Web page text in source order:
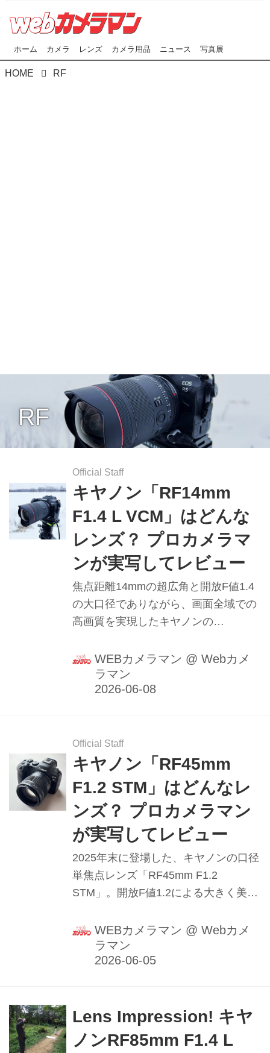
ホーム カメラ レンズ カメラ用品 ニュース 写真展
HOME RF
RF
Official Staff
キヤノン「RF14mm
F1.4 L VCM」はどんな
レンズ？ プロカメラマ
ンが実写してレビュー
焦点距離14mmの超広角と開放F値1.4
の大口径でありながら、画面全域での
高画質を実現したキヤノンの
F1.4 L VCM」はどんなレンズ？ プロ
カメラマン・山本純一が星景写真を撮
影して徹底レビューします。（2026年
WEBカメラマン @ Webカメ
ラマン
Official Staff
キヤノン「RF45mm
F1.2 STM」はどんなレ
ンズ？ プロカメラマン
が実写してレビュー
2025年末に登場した、キヤノンの口径
単焦点レンズ「RF45mm F1.2
STM」。開放F値1.2による大きく美し
350g未満という小型・軽量設計を両立
したこのレンズの魅力をプロカメラマ
ンの豊田慶記氏が分析する。（2026年
WEBカメラマン @ Webカメ
ラマン
Lens Impression! キヤ
ノンRF85mm F1.4 L